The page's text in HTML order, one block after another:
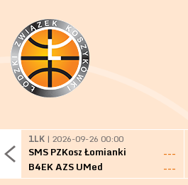
1LK | 2026-09-26 00:00
SMS PZKosz Łomianki
---
B4EK AZS UMed
---